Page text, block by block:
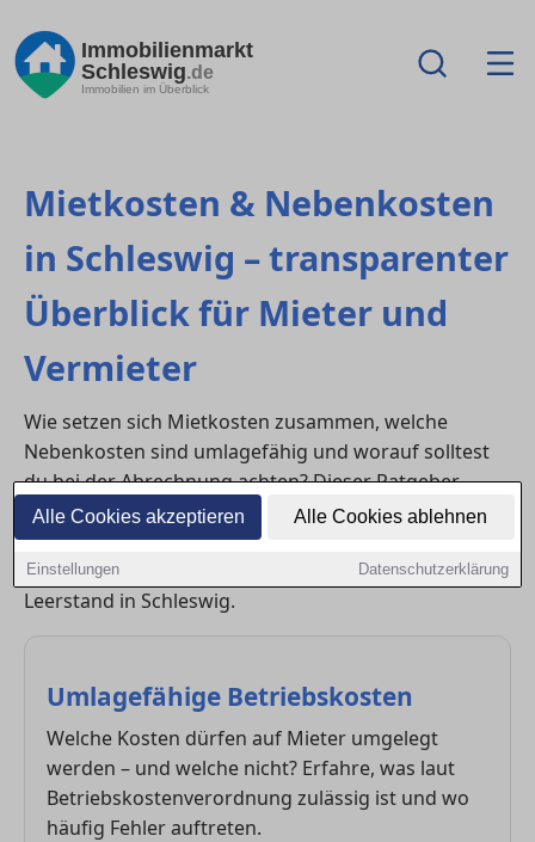
Alle Cookies akzeptieren Alle Cookies ablehnen
Einstellungen Datenschutzerklärung
Immobilienmarkt
Schleswig.de
Immobilien im Überblick
Mietkosten & Nebenkosten
in Schleswig – transparenter
Überblick für Mieter und
Vermieter
Wie setzen sich Mietkosten zusammen, welche
Nebenkosten sind umlagefähig und worauf solltest
du bei der Abrechnung achten? Dieser Ratgeber
erklärt alle relevanten Punkte rund um
Betriebskosten, Heizkostenverteilung, steuerliche
Aspekte bei Modernisierung und Abgaben bei
Leerstand in Schleswig.
Umlagefähige Betriebskosten
Welche Kosten dürfen auf Mieter umgelegt
werden – und welche nicht? Erfahre, was laut
Betriebskostenverordnung zulässig ist und wo
häufig Fehler auftreten.